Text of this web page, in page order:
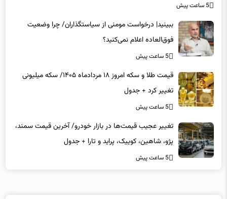
5 ساعت پیش
ببینید| درخواست مومنی از سیاستگذاران/ چرا وضعیت
فوق‌العاده اعلام نمی‌کنید؟
5 ساعت پیش
قیمت طلا و سکه امروز ۱۸ مردادماه ۱۴۰۵/ سکه میلیونی
تغییر کرد + جدول
5 ساعت پیش
تغییر عجیب قیمت‌ها در بازار خودرو/ آخرین قیمت سمند،
پژو، شاهین، کوییک، پراید و تارا + جدول
5 ساعت پیش